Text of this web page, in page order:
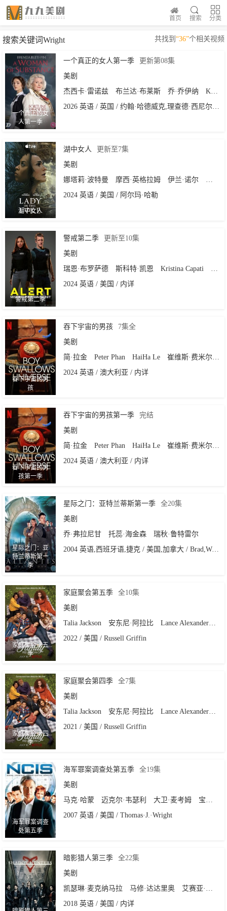
分类
搜索
首页
搜索关键词Wright 共找到 “36”个相关视频
一个真正的女
人第一季
一个真正的女人第一季
更新第08集
美剧
杰西卡·雷诺兹
布兰达·布莱斯 乔·乔伊纳
Keith
2026 英语 / 英国 / 约翰·哈德威克,理查德·西尼尔,Samantha,Harrie
湖中女人
湖中女人
更新至7集
美剧
娜塔莉·波特曼
摩西·英格拉姆 伊兰·诺尔
布伦
2024 英语 / 美国 / 阿尔玛·哈勒
警戒第二季
警戒第二季
更新至10集
美剧
瑞恩·布罗萨德
斯科特·凯恩 Kristina Capati
2024 英语 / 美国 / 内详
吞下宇宙的男
孩
吞下宇宙的男孩
7集全
美剧
简·拉金
Peter Phan HaiHa Le 崔维斯·费米尔
2024 英语 / 澳大利亚 / 内详
吞下宇宙的男
孩第一季
吞下宇宙的男孩第一季
完结
美剧
简·拉金
Peter Phan HaiHa Le 崔维斯·费米尔
2024 英语 / 澳大利亚 / 内详
星际之门：亚
特兰蒂斯第一
季
星际之门：亚特兰蒂斯第一季
全20集
美剧
乔·弗拉尼甘
托蕊·海金森
瑞秋·鲁特雷尔
2004 英语,西班牙语,捷克 / 美国,加拿大 / Brad,Wright
家庭聚会第五
季
家庭聚会第五季
全10集
美剧
Talia Jackson
安东尼·阿拉比 Lance Alexander
2022 / 美国 / Russell Griffin
家庭聚会第四
季
家庭聚会第四季
全7集
美剧
Talia Jackson
安东尼·阿拉比 Lance Alexander
2021 / 美国 / Russell Griffin
海军罪案调查
处第五季
海军罪案调查处第五季
全19集
美剧
马克·哈蒙
迈克尔·韦瑟利 大卫·麦考姆
宝蕾·佩雷特
2007 英语 / 美国 / Thomas·J.·Wright
暗影猎人第三季
全22集
美剧
凯瑟琳·麦克纳马拉
马修·达达里奥
艾赛亚·穆斯塔法
2018 英语 / 美国 / 内详